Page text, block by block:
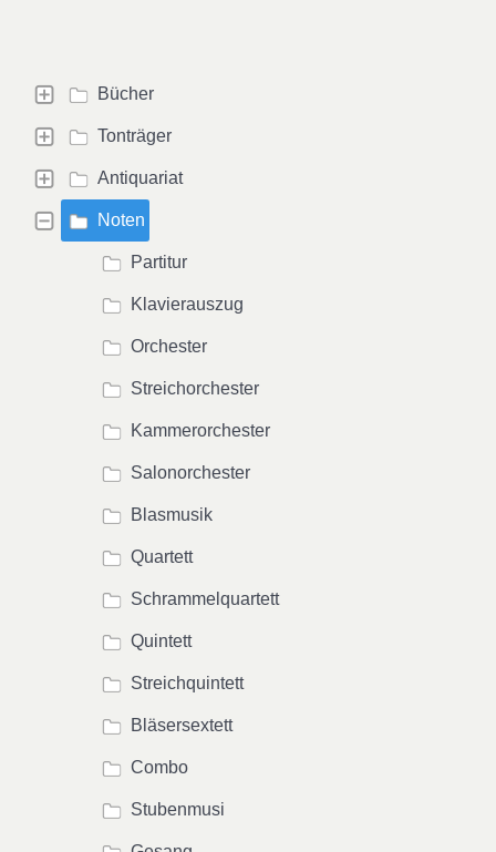
Bücher
Tonträger
Antiquariat
Noten
Partitur
Klavierauszug
Orchester
Streichorchester
Kammerorchester
Salonorchester
Blasmusik
Quartett
Schrammelquartett
Quintett
Streichquintett
Bläsersextett
Combo
Stubenmusi